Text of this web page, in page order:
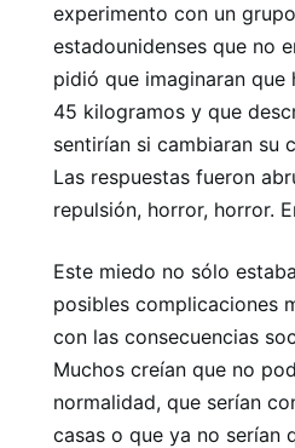
experimento con un
estadounidenses que no
pidió que imaginaran que
45 kilogramos y que
sentirían si cambiaran su
Las respuestas fueron
repulsión, horror, horror.
Este miedo no sólo
posibles complicaciones
con las consecuencias
Muchos creían que no
normalidad, que serían
casas o que ya no serían